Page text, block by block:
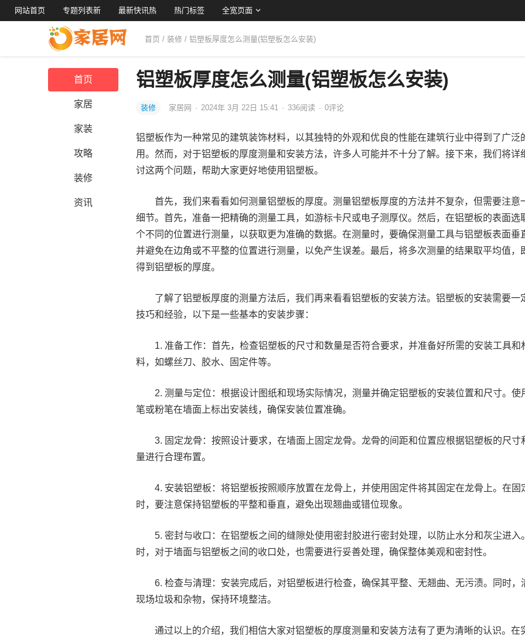
网站首页 专题列表新 最新快讯热 热门标签 全宽页面
首页 / 装修 / 铝塑板厚度怎么测量(铝塑板怎么安装)
首页
家居
家装
攻略
装修
资讯
铝塑板厚度怎么测量(铝塑板怎么安装)
装修 家居网 · 2024年 3月 22日 15:41 · 336阅读 · 0评论
铝塑板作为一种常见的建筑装饰材料，以其独特的外观和优良的性能在建筑行业中得到了广泛
用。然而，对于铝塑板的厚度测量和安装方法，许多人可能并不十分了解。接下来，我们将详
讨这两个问题，帮助大家更好地使用铝塑板。
首先，我们来看看如何测量铝塑板的厚度。测量铝塑板厚度的方法并不复杂，但需要注意
细节。首先，准备一把精确的测量工具，如游标卡尺或电子测厚仪。然后，在铝塑板的表面选
个不同的位置进行测量，以获取更为准确的数据。在测量时，要确保测量工具与铝塑板表面垂
并避免在边角或不平整的位置进行测量，以免产生误差。最后，将多次测量的结果取平均值，
得到铝塑板的厚度。
了解了铝塑板厚度的测量方法后，我们再来看看铝塑板的安装方法。铝塑板的安装需要一
技巧和经验，以下是一些基本的安装步骤：
1. 准备工作：首先，检查铝塑板的尺寸和数量是否符合要求，并准备好所需的安装工具和
料，如螺丝刀、胶水、固定件等。
2. 测量与定位：根据设计图纸和现场实际情况，测量并确定铝塑板的安装位置和尺寸。使
笔或粉笔在墙面上标出安装线，确保安装位置准确。
3. 固定龙骨：按照设计要求，在墙面上固定龙骨。龙骨的间距和位置应根据铝塑板的尺寸
量进行合理布置。
4. 安装铝塑板：将铝塑板按照顺序放置在龙骨上，并使用固定件将其固定在龙骨上。在固
时，要注意保持铝塑板的平整和垂直，避免出现翘曲或错位现象。
5. 密封与收口：在铝塑板之间的缝隙处使用密封胶进行密封处理，以防止水分和灰尘进入
时，对于墙面与铝塑板之间的收口处，也需要进行妥善处理，确保整体美观和密封性。
6. 检查与清理：安装完成后，对铝塑板进行检查，确保其平整、无翘曲、无污渍。同时，
现场垃圾和杂物，保持环境整洁。
通过以上的介绍，我们相信大家对铝塑板的厚度测量和安装方法有了更为清晰的认识。在